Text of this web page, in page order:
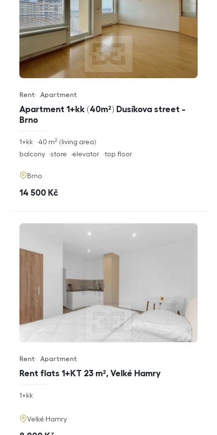
Apartment 1+kk (40m²) Dusíkova street -
Brno
Offer type
Rent
Property type
Apartment
rozměry
1+kk living area
40 m2
funkce
balcony store elevator top floor
adresa
Brno
cena
14 500 Kč
Rent flats 1+KT 23 m², Velké Hamry
Offer type
Rent
Property type
Apartment
rozměry
1+kk
adresa
Velké Hamry